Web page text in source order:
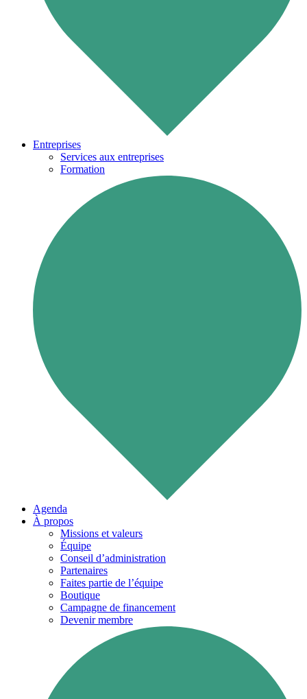
Entreprises
Services aux entreprises
Formation
Agenda
À propos
Missions et valeurs
Équipe
Conseil d’administration
Partenaires
Faites partie de l’équipe
Boutique
Campagne de financement
Devenir membre